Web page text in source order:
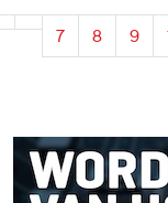
7 8 9